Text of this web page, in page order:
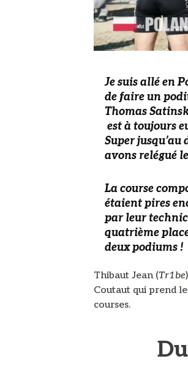
Je suis allé en
de faire un
Thomas
est à toujours
Super
avons relégué
La course
étaient pires
par leur
quatrième
deux podiums !
Thibaut Jean (Tr1be
Coutaut qui prend
courses.